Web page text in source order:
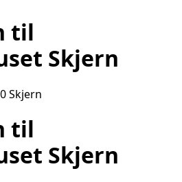
til
Skjern
Skjern
til
Skjern